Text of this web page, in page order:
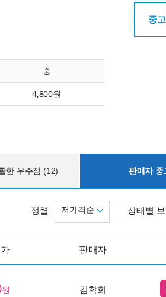
중
4,800원
중
한 우주점 (12) 판매자 중
상태별
정렬 저가격순
판매자
원
김학희